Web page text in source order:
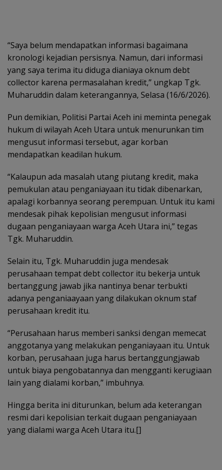
“Saya belum mendapatkan informasi bagaimana
kronologi kejadian persisnya. Namun, dari informasi
yang saya terima itu diduga dianiaya oknum debt
collector karena permasalahan kredit,” ungkap Tgk.
Muharuddin dalam keterangannya, Selasa (16/6/2026).
Pun demikian, Politisi Partai Aceh ini meminta penegak
hukum di wilayah Aceh Utara untuk menurunkan tim
mengusut informasi tersebut, agar korban
mendapatkan keadilan hukum.
“Kalaupun ada masalah utang piutang kredit, maka
pemukulan atau penganiayaan itu tidak dibenarkan,
apalagi korbannya seorang perempuan. Untuk itu kami
mendesak pihak kepolisian mengusut informasi
dugaan penganiayaan warga Aceh Utara ini,” tegas
Tgk. Muharuddin.
Selain itu, Tgk. Muharuddin juga mendesak
perusahaan tempat debt collector itu bekerja untuk
bertanggung jawab jika nantinya benar terbukti
adanya penganiaayaan yang dilakukan oknum staf
perusahaan kredit itu.
“Perusahaan harus memberi sanksi dengan memecat
anggotanya yang melakukan penganiayaan itu. Untuk
korban, perusahaan juga harus bertanggungjawab
untuk biaya pengobatannya dan mengganti kerugiaan
lain yang dialami korban,” imbuhnya.
Hingga berita ini diturunkan, belum ada keterangan
resmi dari kepolisian terkait dugaan penganiayaan
yang dialami warga Aceh Utara itu.[]